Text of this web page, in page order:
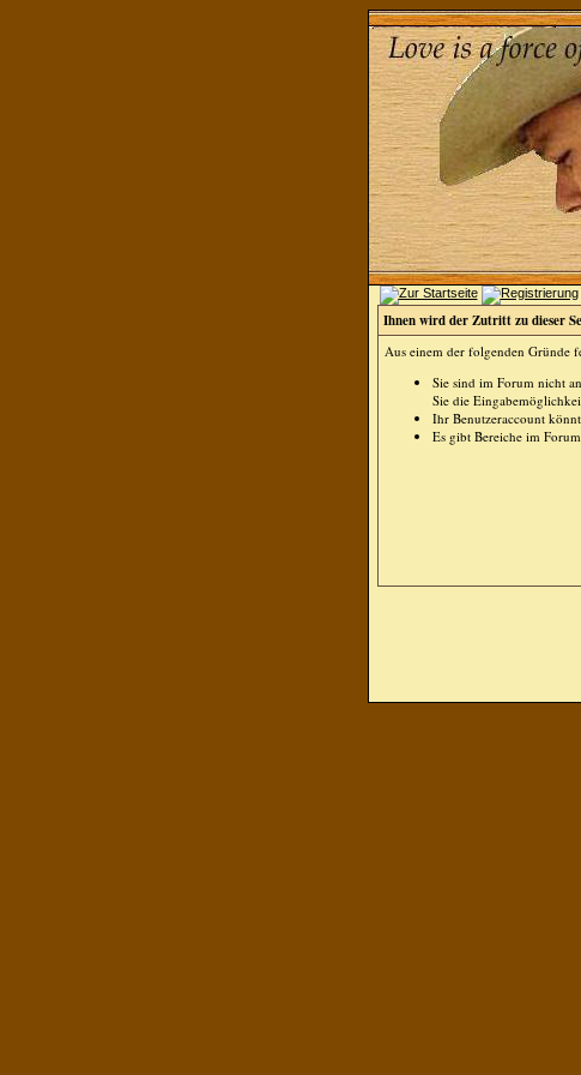
Ihnen wird der Zutritt zu dieser
Aus einem der folgenden Gründe
Sie sind im Forum nicht
Sie die
Ihr Benutzeraccount
Es gibt Bereiche im